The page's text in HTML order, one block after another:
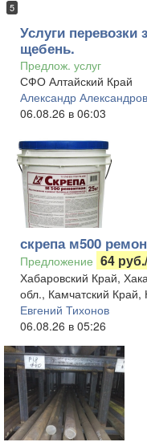
5
Услуги перевозки
щебень.
Предлож. услуг
СФО Алтайский Край
Александр Александров
06.08.26 в 06:03
скрепа м500
Предложение 64
Хабаровский Край,
обл., Камчатский Край,
Евгений Тихонов
06.08.26 в 05:26